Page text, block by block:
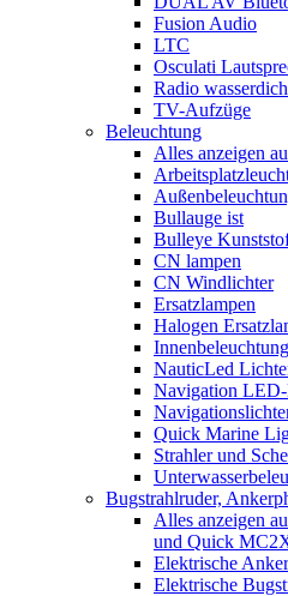
Fusion Audio
LTC
Osculati
Radio
TV-Aufzüge
Beleuchtung
Alles anzeigen
Bullauge ist
Bulleye
CN lampen
CN Windlichter
Ersatzlampen
Halogen
Innenbeleuchtung
NauticLed
Navigation LED-
Quick Marine
Strahler und
Bugstrahlruder,
Alles anzeigen
und Quick
Elektrische
Elektrische